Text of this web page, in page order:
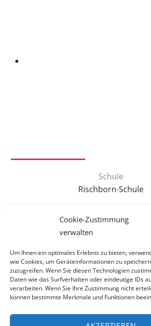
Cookie-Zustimmung
verwalten
Um Ihnen ein optimales Erlebnis zu bieten,
wie Cookies, um Geräteinformationen zu
zuzugreifen. Wenn Sie diesen Technologien
Daten wie das Surfverhalten oder eindeutige IDs
verarbeiten. Wenn Sie Ihre Zustimmung nicht
können bestimmte Merkmale und Funktionen
Schule
Rischborn-Schule